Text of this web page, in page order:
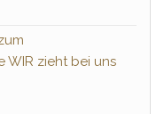
WIR zieht bei uns